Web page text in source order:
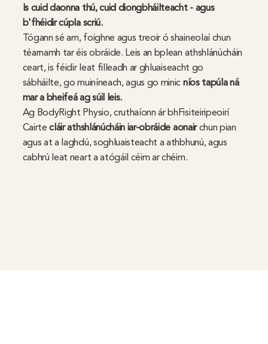
Is cuid daonna thú, cuid diongbháilteacht - agus
b'fhéidir cúpla scriú.
Tógann sé am, foighne agus treoir ó shaineolaí chun
téarnamh tar éis obráide. Leis an bplean athshlánúcháin
ceart, is féidir leat filleadh ar ghluaiseacht go
sábháilte, go muiníneach, agus go minicníos tapúla ná
mar a bheifeá ag súil leis.
Ag BodyRight Physio, cruthaíonn ár bhFisiteiripeoirí
Cairtecláir athshlánúcháin iar-obráide aonairchun pian
agus at a laghdú, soghluaisteacht a athbhunú, agus
cabhrú leat neart a atógáil céim ar chéim.